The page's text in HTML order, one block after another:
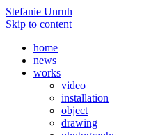
Stefanie Unruh
Skip to content
home
news
works
video
installation
object
drawing